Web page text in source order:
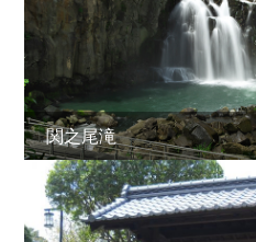
関之尾滝